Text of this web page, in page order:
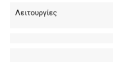
Λειτουργίες